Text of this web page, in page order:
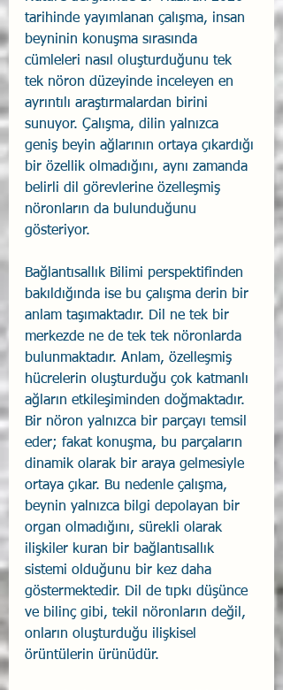
tarihinde yayımlanan çalışma, insan
beyninin konuşma sırasında
cümleleri nasıl oluşturduğunu tek
tek nöron düzeyinde inceleyen en
ayrıntılı araştırmalardan birini
sunuyor. Çalışma, dilin yalnızca
geniş beyin ağlarının ortaya çıkardığı
bir özellik olmadığını, aynı zamanda
belirli dil görevlerine özelleşmiş
nöronların da bulunduğunu
gösteriyor.
Bağlantısallık Bilimi perspektifinden
bakıldığında ise bu çalışma derin bir
anlam taşımaktadır. Dil ne tek bir
merkezde ne de tek tek nöronlarda
bulunmaktadır. Anlam, özelleşmiş
hücrelerin oluşturduğu çok katmanlı
ağların etkileşiminden doğmaktadır.
Bir nöron yalnızca bir parçayı temsil
eder; fakat konuşma, bu parçaların
dinamik olarak bir araya gelmesiyle
ortaya çıkar. Bu nedenle çalışma,
beynin yalnızca bilgi depolayan bir
organ olmadığını, sürekli olarak
ilişkiler kuran bir bağlantısallık
sistemi olduğunu bir kez daha
göstermektedir. Dil de tıpkı düşünce
ve bilinç gibi, tekil nöronların değil,
onların oluşturduğu ilişkisel
örüntülerin ürünüdür.